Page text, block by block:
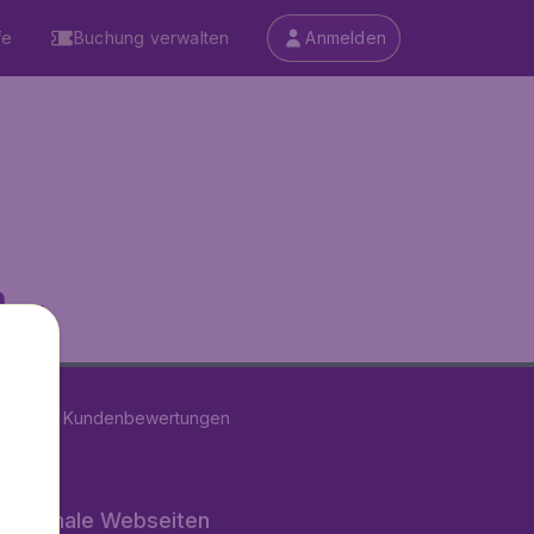
Buchung verwalten Anmelden
...
Kundenbewertungen
Webseiten